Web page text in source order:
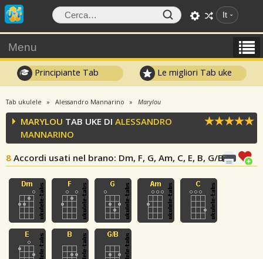
It
Menu
Principiante Tab Le migliori Tab uke
Tab ukulele Alessandro Mannarino Marylou
MARYLOU TAB UKE DI ALESSANDRO
MANNARINO
8 Accordi usati nel brano: Dm, F, G, Am, C, E, B, G/B